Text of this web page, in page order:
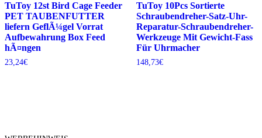
TuToy 12st Bird Cage Feeder
PET TAUBENFUTTER
liefern GeflÃ¼gel Vorrat
Aufbewahrung Box Feed
hÃ¤ngen
23,24€
TuToy 10Pcs Sortierte
Schraubendreher-Satz-Uhr-
Reparatur-Schraubendreher-
Werkzeuge Mit Gewicht-Fass
Für Uhrmacher
148,73€